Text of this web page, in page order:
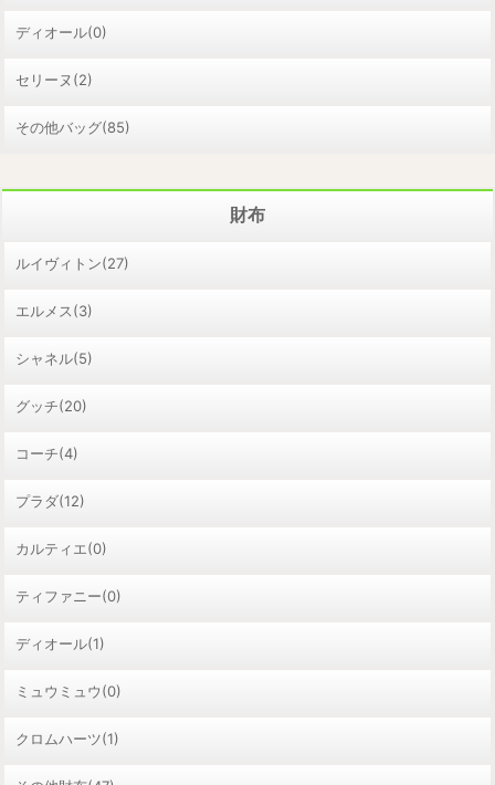
ディオール(0)
セリーヌ(2)
その他バッグ(85)
財布
ルイヴィトン(27)
エルメス(3)
シャネル(5)
グッチ(20)
コーチ(4)
プラダ(12)
カルティエ(0)
ティファニー(0)
ディオール(1)
ミュウミュウ(0)
クロムハーツ(1)